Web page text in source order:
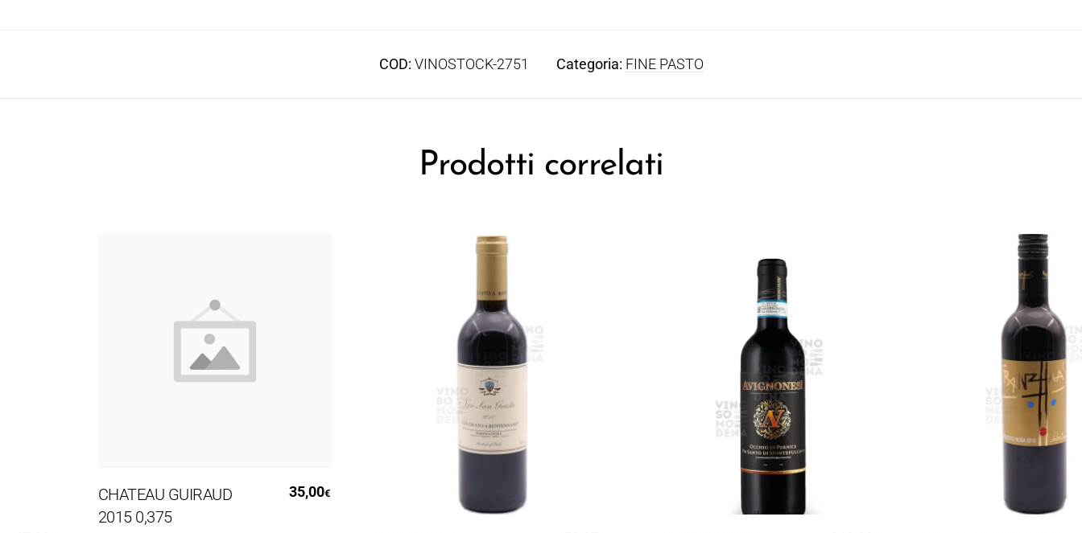
COD: VINOSTOCK-2751 Categoria: FINE PASTO
Prodotti correlati
CHATEAU GUIRAUD
2015 0,375
35,00€